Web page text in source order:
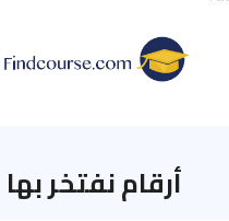
أرقام نفتخر بها